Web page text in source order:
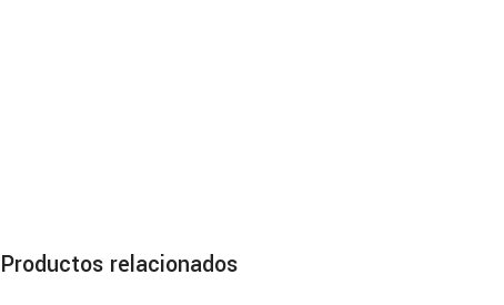
Productos relacionados